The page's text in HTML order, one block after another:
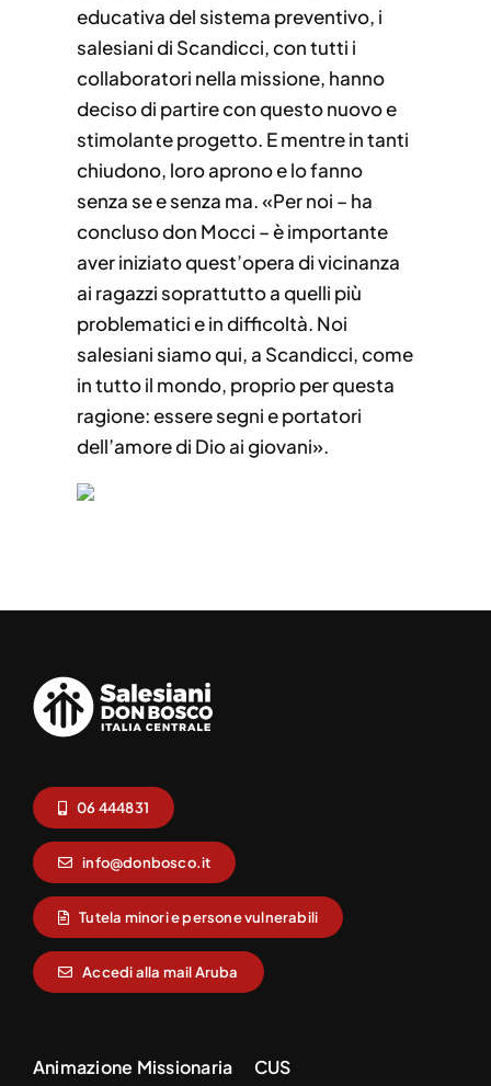
educativa del sistema preventivo, i
salesiani di Scandicci, con tutti i
collaboratori nella missione, hanno
deciso di partire con questo nuovo e
stimolante progetto. E mentre in tanti
chiudono, loro aprono e lo fanno
senza se e senza ma. «Per noi – ha
concluso don Mocci – è importante
aver iniziato quest’opera di vicinanza
ai ragazzi soprattutto a quelli più
problematici e in difficoltà. Noi
salesiani siamo qui, a Scandicci, come
in tutto il mondo, proprio per questa
ragione: essere segni e portatori
dell’amore di Dio ai giovani».
06 444831
info@donbosco.it
Tutela minori e persone vulnerabili
Accedi alla mail Aruba
Animazione Missionaria CUS